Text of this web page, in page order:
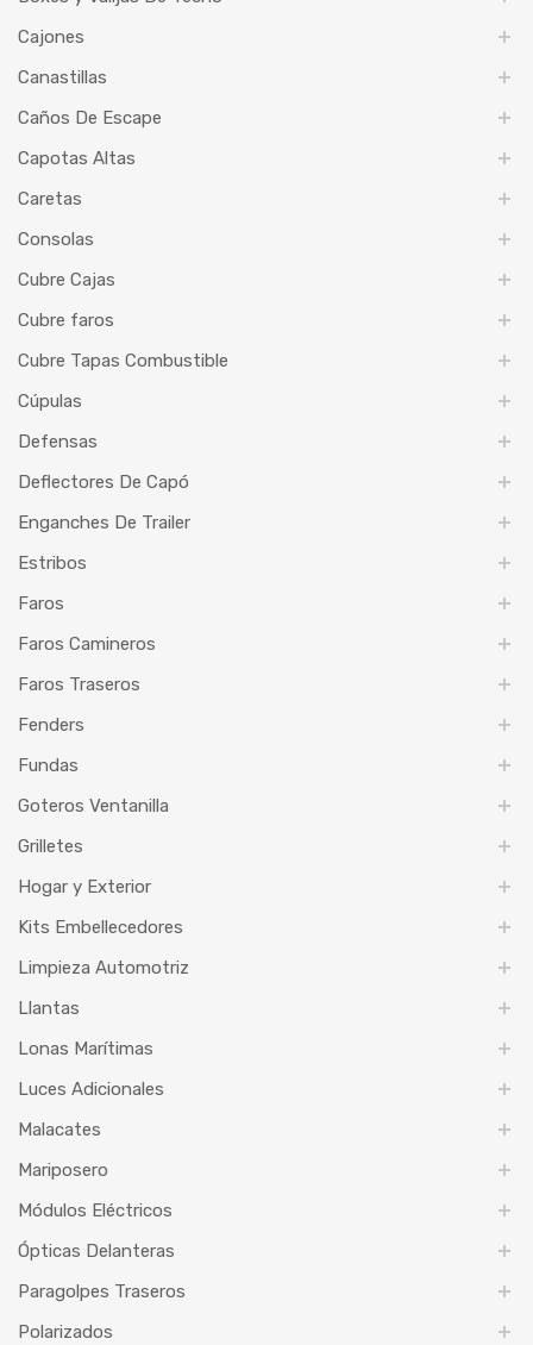
Cajones
Canastillas
Caños De Escape
Capotas Altas
Caretas
Consolas
Cubre Cajas
Cubre faros
Cubre Tapas Combustible
Cúpulas
Defensas
Deflectores De Capó
Enganches De Trailer
Estribos
Faros
Faros Camineros
Faros Traseros
Fenders
Fundas
Goteros Ventanilla
Grilletes
Hogar y Exterior
Kits Embellecedores
Limpieza Automotriz
Llantas
Lonas Marítimas
Luces Adicionales
Malacates
Mariposero
Módulos Eléctricos
Ópticas Delanteras
Paragolpes Traseros
Polarizados